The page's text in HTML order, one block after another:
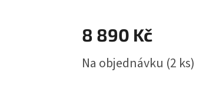
8 890 Kč
cena:
Na objednávku (2 ks)